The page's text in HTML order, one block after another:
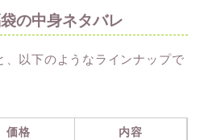
の中身ネタバレ
、以下のようなラインナップで
価格 内容